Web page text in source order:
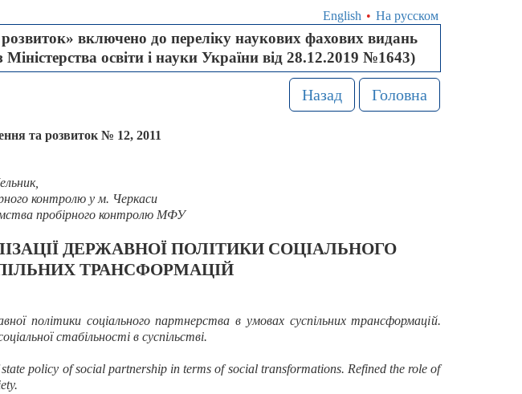
English • На русском
включено до переліку наукових фахових видань
освіти і науки України від 28.12.2019 №1643)
Назад Головна
та розвиток № 12, 2011
контролю у м. Черкаси
пробірного контролю МФУ
ДЕРЖАВНОЇ ПОЛІТИКИ СОЦІАЛЬНОГО
ТРАНСФОРМАЦІЙ
політики соціального партнерства в умовах суспільних трансформацій.
стабільності в суспільстві.
policy of social partnership in terms of social transformations. Refined the role of